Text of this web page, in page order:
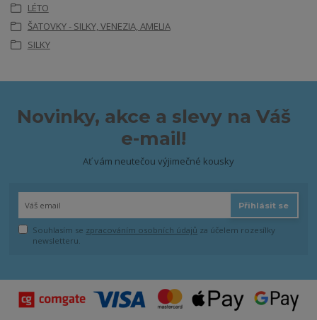
LÉTO
ŠATOVKY - SILKY, VENEZIA, AMELIA
SILKY
Novinky, akce a slevy na Váš
e-mail!
Ať vám neutečou výjimečné kousky
Přihlásit se
Souhlasím se zpracováním osobních údajů za účelem rozesílky
newsletteru.